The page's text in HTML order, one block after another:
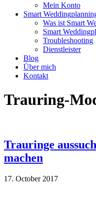
Mein Konto
Smart
Was ist Smart
Smart
Troubleshooting
Dienstleister
Blog
Über mich
Kontakt
Trauring-
Trauringe
machen
17. October 2017